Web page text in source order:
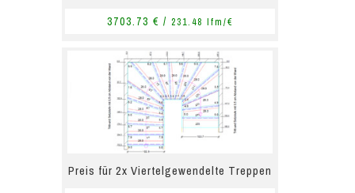
3703.73 € / 231.48 lfm/€
Preis für 2x Viertelgewendelte Treppen